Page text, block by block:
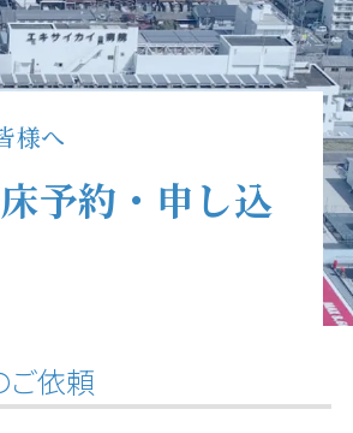
様へ
予約・申し込
依頼